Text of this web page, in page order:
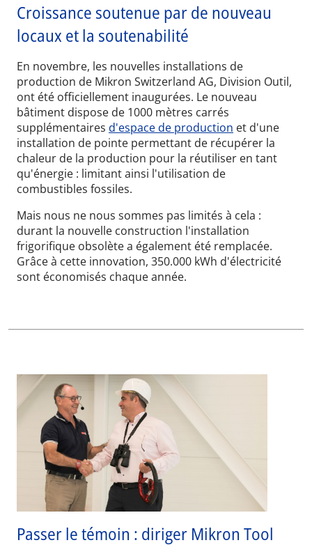
Croissance soutenue par de nouveau
locaux et la soutenabilité
En novembre, les nouvelles installations de
production de Mikron Switzerland AG, Division Outil,
ont été officiellement inaugurées. Le nouveau
bâtiment dispose de 1000 mètres carrés
supplémentaires d'espace de production et d'une
installation de pointe permettant de récupérer la
chaleur de la production pour la réutiliser en tant
qu'énergie : limitant ainsi l'utilisation de
combustibles fossiles.
Mais nous ne nous sommes pas limités à cela :
durant la nouvelle construction l'installation
frigorifique obsolète a également été remplacée.
Grâce à cette innovation, 350.000 kWh d'électricité
sont économisés chaque année.
Passer le témoin : diriger Mikron Tool